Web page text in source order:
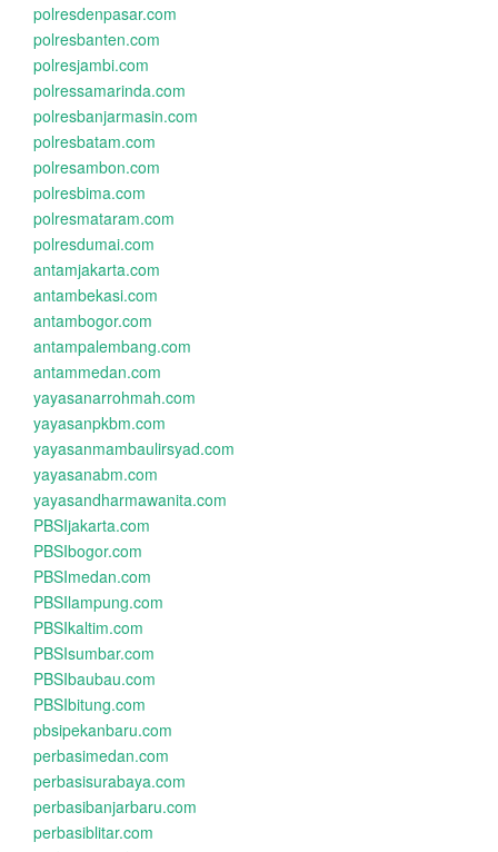
polresdenpasar.com
polresbanten.com
polresjambi.com
polressamarinda.com
polresbanjarmasin.com
polresbatam.com
polresambon.com
polresbima.com
polresmataram.com
polresdumai.com
antamjakarta.com
antambekasi.com
antambogor.com
antampalembang.com
antammedan.com
yayasanarrohmah.com
yayasanpkbm.com
yayasanmambaulirsyad.com
yayasanabm.com
yayasandharmawanita.com
PBSIjakarta.com
PBSIbogor.com
PBSImedan.com
PBSIlampung.com
PBSIkaltim.com
PBSIsumbar.com
PBSIbaubau.com
PBSIbitung.com
pbsipekanbaru.com
perbasimedan.com
perbasisurabaya.com
perbasibanjarbaru.com
perbasiblitar.com